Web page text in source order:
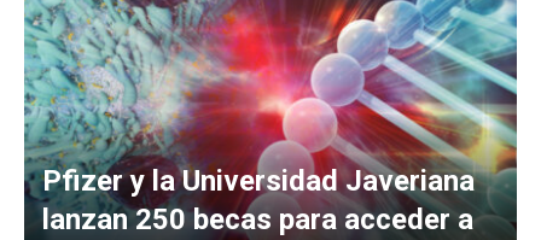
Pfizer y la Universidad Javeriana
lanzan 250 becas para acceder a